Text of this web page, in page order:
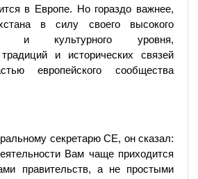
в Европе. Но гораздо важнее,
в силу своего высокого
и культурного уровня,
традиций и исторических связей
европейского сообщества
секретарю СЕ, он сказал:
Вам чаще приходится
правительств, а не простыми